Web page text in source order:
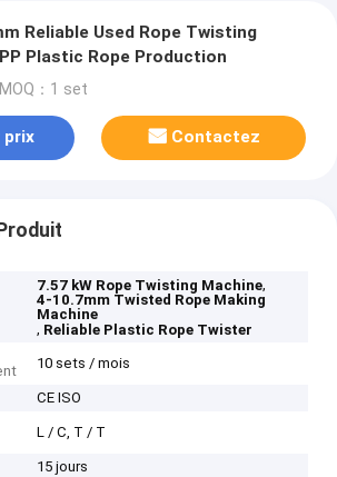
Reliable Used Rope Twisting
Plastic Rope Production
MOQ：1 set
prix Contactez
7.57 kW Rope Twisting Machine,
4-10.7mm Twisted Rope Making
Machine
, Reliable Plastic Rope Twister
10 sets / mois
CE ISO
L / C, T / T
15 jours